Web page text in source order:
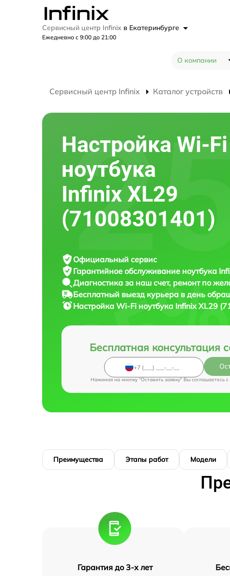
Сервисный центр Infinix в Екатеринбурге
Ежедневно с 9:00 до 21:00
О компании
Сервисный центр Infinix Каталог устройств
Настройка Wi-Fi
ноутбука
Infinix XL29
(71008301401)
Официальный сервис
Гарантийное обслуживание ноутбука
Диагностика за наш счет, ремонт по
Бесплатный выезд курьера в день
Настройка Wi-Fi ноутбука Infinix XL29
Бесплатная консультация
Нажимая на кнопку "Оставить заявку" Вы соглашаетесь c
Преимущества Этапы работ Модели
Гарантия до 3-х лет